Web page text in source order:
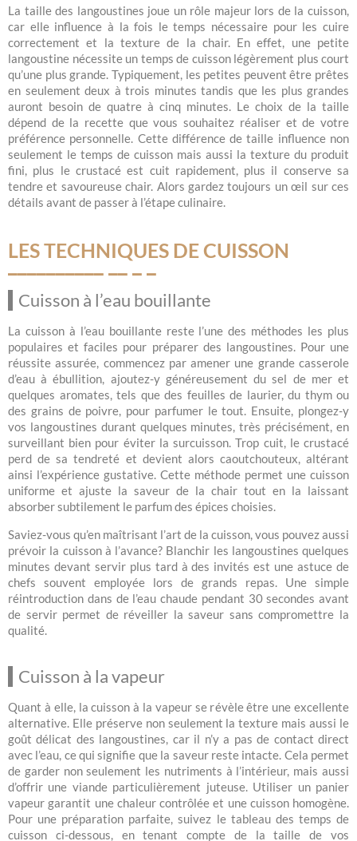
La taille des langoustines joue un rôle majeur lors de la cuisson,
car elle influence à la fois le temps nécessaire pour les cuire
correctement et la texture de la chair. En effet, une petite
langoustine nécessite un temps de cuisson légèrement plus court
qu’une plus grande. Typiquement, les petites peuvent être prêtes
en seulement deux à trois minutes tandis que les plus grandes
auront besoin de quatre à cinq minutes. Le choix de la taille
dépend de la recette que vous souhaitez réaliser et de votre
préférence personnelle. Cette différence de taille influence non
seulement le temps de cuisson mais aussi la texture du produit
fini, plus le crustacé est cuit rapidement, plus il conserve sa
tendre et savoureuse chair. Alors gardez toujours un œil sur ces
détails avant de passer à l’étape culinaire.
LES TECHNIQUES DE CUISSON
Cuisson à l’eau bouillante
La cuisson à l’eau bouillante reste l’une des méthodes les plus
populaires et faciles pour préparer des langoustines. Pour une
réussite assurée, commencez par amener une grande casserole
d’eau à ébullition, ajoutez-y généreusement du sel de mer et
quelques aromates, tels que des feuilles de laurier, du thym ou
des grains de poivre, pour parfumer le tout. Ensuite, plongez-y
vos langoustines durant quelques minutes, très précisément, en
surveillant bien pour éviter la surcuisson. Trop cuit, le crustacé
perd de sa tendreté et devient alors caoutchouteux, altérant
ainsi l’expérience gustative. Cette méthode permet une cuisson
uniforme et ajuste la saveur de la chair tout en la laissant
absorber subtilement le parfum des épices choisies.
Saviez-vous qu’en maîtrisant l’art de la cuisson, vous pouvez aussi
prévoir la cuisson à l’avance? Blanchir les langoustines quelques
minutes devant servir plus tard à des invités est une astuce de
chefs souvent employée lors de grands repas. Une simple
réintroduction dans de l’eau chaude pendant 30 secondes avant
de servir permet de réveiller la saveur sans compromettre la
qualité.
Cuisson à la vapeur
Quant à elle, la cuisson à la vapeur se révèle être une excellente
alternative. Elle préserve non seulement la texture mais aussi le
goût délicat des langoustines, car il n’y a pas de contact direct
avec l’eau, ce qui signifie que la saveur reste intacte. Cela permet
de garder non seulement les nutriments à l’intérieur, mais aussi
d’offrir une viande particulièrement juteuse. Utiliser un panier
vapeur garantit une chaleur contrôlée et une cuisson homogène.
Pour une préparation parfaite, suivez le tableau des temps de
cuisson ci-dessous, en tenant compte de la taille de vos